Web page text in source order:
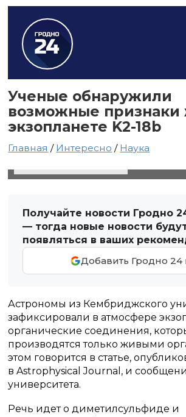
Ученые обнаружили
возможные признаки
экзопланете K2-18b
Главная / Интересно / Наука
Получайте новости Гродно
— тогда новые новости
появляться в ваших
Добавить Гродно 24
Астрономы из Кембриджского
зафиксировали в атмосфере
органические соединения,
производятся только живыми
этом говорится в статье,
в Astrophysical Journal, и
университета.
Речь идет о диметилсульфиде и